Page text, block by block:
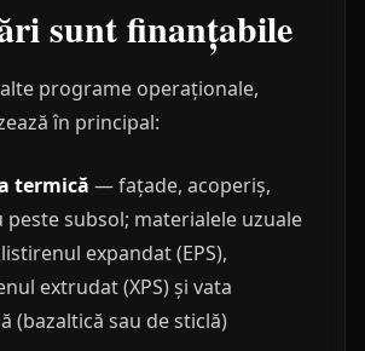
sunt finanțabile
alte programe operaționale,
în principal:
termică — fațade, acoperiș,
peste subsol; materialele uzuale
expandat (EPS),
extrudat (XPS) și vata
(bazaltică sau de sticlă)